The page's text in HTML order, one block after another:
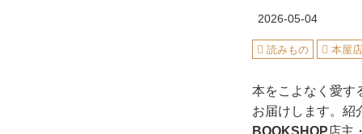
2026-05-04
読みもの 本屋
本をこよなく愛す
お届けします。紹